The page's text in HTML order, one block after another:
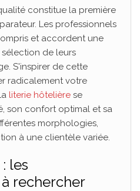
constitue la première
Les professionnels
et accordent une
de leurs
S'inspirer de cette
radicalement votre
literie hôtelière se
son confort optimal et sa
morphologies,
à une clientèle variée.
les
rechercher